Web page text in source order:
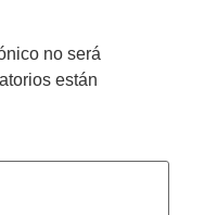
no será
están